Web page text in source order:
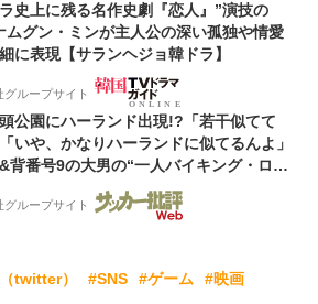
史上に残る名作史劇『恋人』”演技の
ムグン・ミンが主人公の深い孤独や情愛
に表現【サランヘジョ韓ドラ】
グループサイト
公園にハーランド出現!?「若干似てて
いや、かなりハーランドに似てるんよ」
背番号9の大男の“一人バイキング・ロ
像が話題!「元気をもらった」
グループサイト
twitter） #SNS #ゲーム #映画